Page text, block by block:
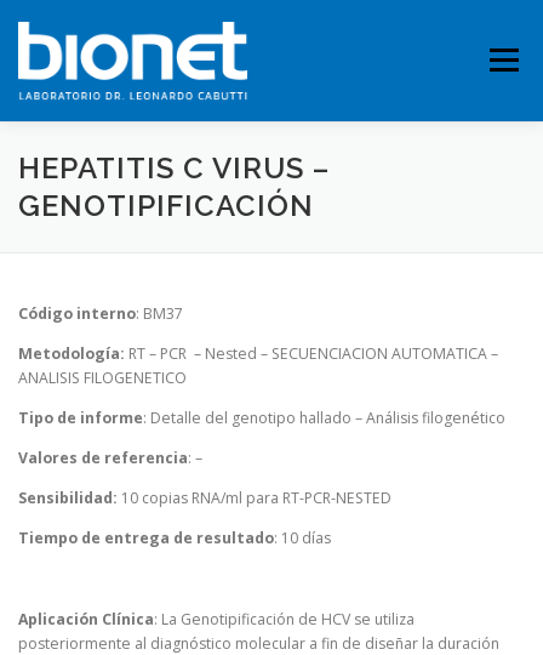
contenido
Menú
QUIENES SOMOS PRESTACIONES
FICHAS TÉCNICAS
HEPATITIS C VIRUS –
GENOTIPIFICACIÓN
Código interno: BM37
Metodología: RT – PCR – Nested – SECUENCIACION AUTOMATICA –
ANALISIS FILOGENETICO
Tipo de informe: Detalle del genotipo hallado – Análisis filogenético
Valores de referencia: –
Sensibilidad: 10 copias RNA/ml para RT-PCR-NESTED
Tiempo de entrega de resultado: 10 días
Aplicación Clínica: La Genotipificación de HCV se utiliza
posteriormente al diagnóstico molecular a fin de diseñar la duración